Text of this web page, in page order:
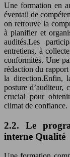
Une formation en
éventail de
on retrouve la
à planifier et
audités.Les
entretiens, à
conformités. Une
rédaction du
la direction.Enfin,
posture d’auditeur,
crucial pour
climat de confiance.
2.2. Le
interne Qualité